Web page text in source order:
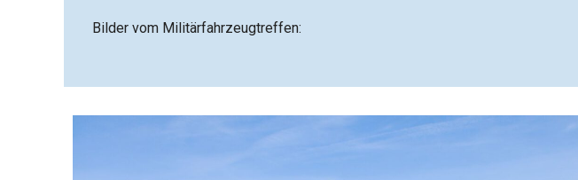
Bilder vom Militärfahrzeugtreffen: